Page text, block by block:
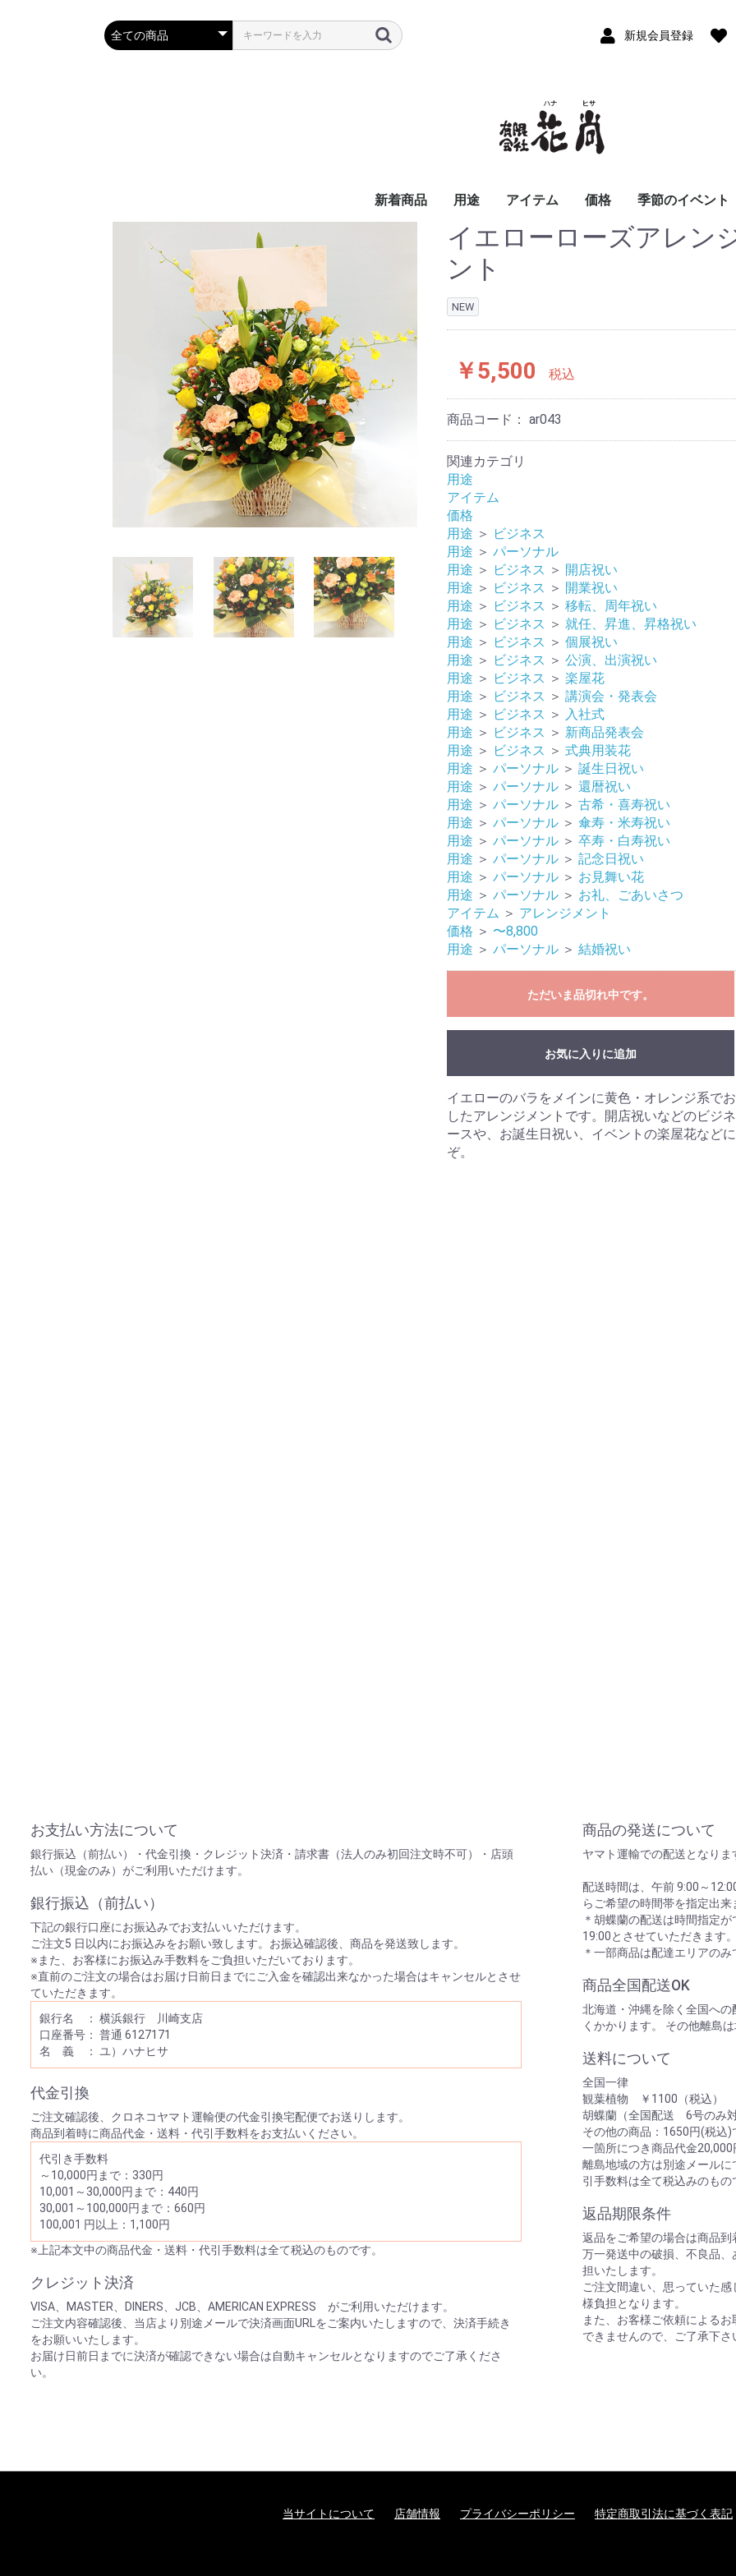
新規会員登録
新着商品 用途
ビジネス 開店祝い
開業祝い
移転、周年祝い
就任、昇進、昇格
歓送迎会
退職祝い
個展祝い
公演、出演祝い
楽屋花
講演会・発表会
入社式
新商品発表会
式典用装花
パーソナル 結婚祝い
誕生日祝い
還暦祝い
古希・喜寿祝い
傘寿・米寿祝い
卒寿・白寿祝い
記念日祝い
お見舞い花
お礼、ごあいさつ
夜のお店・クラブ
お悔やみ花 お彼岸の花
お供え花
お盆、初盆、新盆花
法事花
アイテム
スタンド花
胡蝶蘭
アレンジメント
バルーンアレンジメン
お供え用アレンジメン
花束
お供え用花束
観葉植物
季節の商品
おまかせ花束・アレン
価格
〜8,800
8,801〜11,000
11,001〜16,500
16,501〜22,000
22,001〜33,000
33,001〜55,000
55,001〜
季節のイベント
お正月
バレンタインデ
ホワイトデー
お彼岸
卒業・入学祝い
母の日
父の日
お中元
お盆
夏のお花特集
敬老の日
お歳暮
クリスマス
ハロウィン
川崎市のイベン
イエローローズアレン
ント
NEW
￥5,500 税込
商品コード：ar043
関連カテゴリ
用途
アイテム
価格
用途 ＞ ビジネス
用途 ＞ パーソナル
用途 ＞ ビジネス ＞ 開店祝い
用途 ＞ ビジネス ＞ 開業祝い
用途 ＞ ビジネス ＞ 移転、周年祝い
用途 ＞ ビジネス ＞ 就任、昇進、昇格祝い
用途 ＞ ビジネス ＞ 個展祝い
用途 ＞ ビジネス ＞ 公演、出演祝い
用途 ＞ ビジネス ＞ 楽屋花
用途 ＞ ビジネス ＞ 講演会・発表会
用途 ＞ ビジネス ＞ 入社式
用途 ＞ ビジネス ＞ 新商品発表会
用途 ＞ ビジネス ＞ 式典用装花
用途 ＞ パーソナル ＞ 誕生日祝い
用途 ＞ パーソナル ＞ 還暦祝い
用途 ＞ パーソナル ＞ 古希・喜寿祝い
用途 ＞ パーソナル ＞ 傘寿・米寿祝い
用途 ＞ パーソナル ＞ 卒寿・白寿祝い
用途 ＞ パーソナル ＞ 記念日祝い
用途 ＞ パーソナル ＞ お見舞い花
用途 ＞ パーソナル ＞ お礼、ごあいさつ
アイテム ＞ アレンジメント
価格 ＞ 〜8,800
用途 ＞ パーソナル ＞ 結婚祝い
ただいま品切れ中です。
お気に入りに追加
イエローのバラをメインに黄色・オレンジ系で
したアレンジメントです。開店祝いなどのビジ
ースや、お誕生日祝い、イベントの楽屋花など
ぞ。
お支払い方法について
銀行振込（前払い）・代金引換・クレジット決済・請求書（法人のみ初回注文時不可）・店頭
払い（現金のみ）がご利用いただけます。
銀行振込（前払い）
下記の銀行口座にお振込みでお支払いいただけます。
ご注文5 日以内にお振込みをお願い致します。お振込確認後、商品を発送致します。
※また、お客様にお振込み手数料をご負担いただいております。
※直前のご注文の場合はお届け日前日までにご入金を確認出来なかった場合はキャンセルとさせ
ていただきます。
銀行名 ： 横浜銀行 川崎支店
口座番号： 普通 6127171
名 義 ： ユ）ハナヒサ
代金引換
ご注文確認後、クロネコヤマト運輸便の代金引換宅配便でお送りします。
商品到着時に商品代金・送料・代引手数料をお支払いください。
代引き手数料
～10,000円まで：330円
10,001～30,000円まで：440円
30,001～100,000円まで：660円
100,001 円以上：1,100円
※上記本文中の商品代金・送料・代引手数料は全て税込のものです。
クレジット決済
VISA、MASTER、DINERS、JCB、AMERICAN EXPRESS がご利用いただけます。
ご注文内容確認後、当店より別途メールで決済画面URLをご案内いたしますので、決済手続き
をお願いいたします。
お届け日前日までに決済が確認できない場合は自動キャンセルとなりますのでご了承くださ
い。
商品の発送について
ヤマト運輸での配送となり
配送時間は、午前 9:00～
らご希望の時間帯を指定出来
＊胡蝶蘭の配送は時間指定
19:00とさせていただきます
＊一部商品は配達エリアの
商品全国配送OK
北海道・沖縄を除く全国へ
くかかります。 その他離島
送料について
全国一律
観葉植物 ￥1100（税込）
胡蝶蘭（全国配送 6号のみ
その他の商品：1650円(税込)
一箇所につき商品代金
離島地域の方は別途メール
引手数料は全て税込みのもの
返品期限条件
返品をご希望の場合は商品
万一発送中の破損、不良品
担いたします。
ご注文間違い、思っていた
様負担となります。
また、お客様ご依頼による
できませんので、ご了承下さ
当サイトについて 店舗情報 プライバシーポリシー 特定商取引法に基づく表記